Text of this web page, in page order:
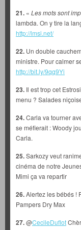
21. « Les mots sont
lambda. On y tire la
http://lmsi.net/
22. Un double
ministre. Pour calmer
http://bit.ly/9qq9Yi
23. Il est trop cet
menu ? Salades
24.Carla va tourner
se méfierait : Woody
Carla.
25.Sarkozy veut
cinéma de notre
Mimi ça va repartir
26.Alertez les bébés !
Pampers Dry Max
27.@CecileDuflot